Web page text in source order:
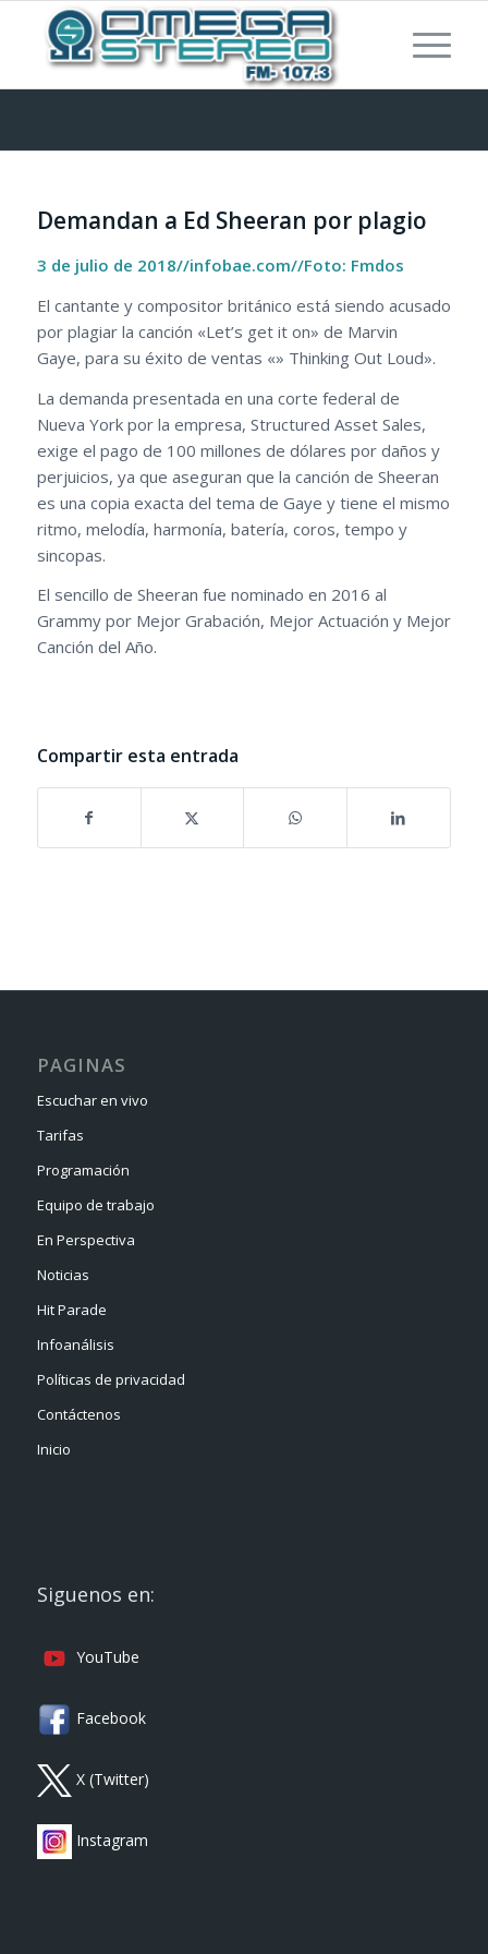
Demandan a Ed Sheeran por plagio
3 de julio de 2018//infobae.com//Foto: Fmdos
El cantante y compositor británico está siendo acusado
por plagiar la canción «Let’s get it on» de Marvin
Gaye, para su éxito de ventas «» Thinking Out Loud».
La demanda presentada en una corte federal de
Nueva York por la empresa, Structured Asset Sales,
exige el pago de 100 millones de dólares por daños y
perjuicios, ya que aseguran que la canción de Sheeran
es una copia exacta del tema de Gaye y tiene el mismo
ritmo, melodía, harmonía, batería, coros, tempo y
sincopas.
El sencillo de Sheeran fue nominado en 2016 al
Grammy por Mejor Grabación, Mejor Actuación y Mejor
Canción del Año.
Compartir esta entrada
PAGINAS
Escuchar en vivo
Tarifas
Programación
Equipo de trabajo
En Perspectiva
Noticias
Hit Parade
Infoanálisis
Políticas de privacidad
Contáctenos
Inicio
Siguenos en:
YouTube
Facebook
X (Twitter)
Instagram